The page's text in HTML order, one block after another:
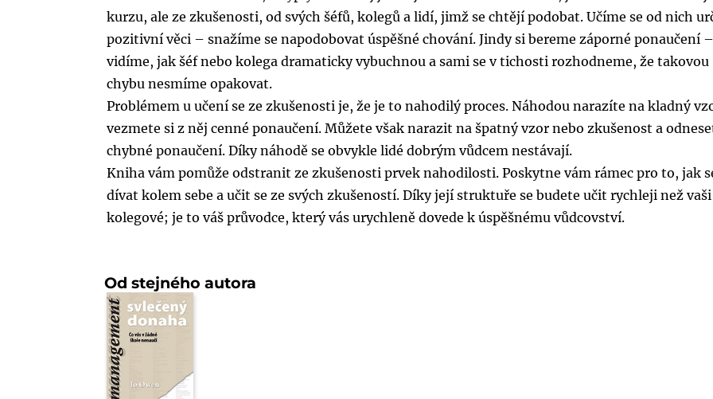
kurzu, ale ze zkušenosti, od svých šéfů, kolegů a lidí, jimž se chtějí podobat. Učíme se od nich
pozitivní věci – snažíme se napodobovat úspěšné chování. Jindy si bereme záporné ponaučení –
vidíme, jak šéf nebo kolega dramaticky vybuchnou a sami se v tichosti rozhodneme, že takovou
chybu nesmíme opakovat.
Problémem u učení se ze zkušenosti je, že je to nahodilý proces. Náhodou narazíte na kladný
vezmete si z něj cenné ponaučení. Můžete však narazit na špatný vzor nebo zkušenost a
chybné ponaučení. Díky náhodě se obvykle lidé dobrým vůdcem nestávají.
Kniha vám pomůže odstranit ze zkušenosti prvek nahodilosti. Poskytne vám rámec pro to, jak
dívat kolem sebe a učit se ze svých zkušeností. Díky její struktuře se budete učit rychleji než vaši
kolegové; je to váš průvodce, který vás urychleně dovede k úspěšnému vůdcovství.
Od stejného autora